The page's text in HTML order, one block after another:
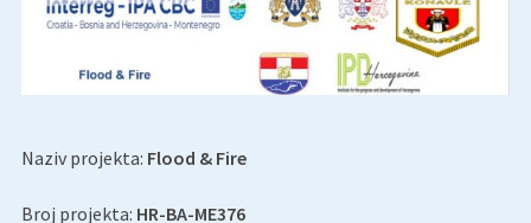
Naziv projekta: Flood & Fire
Broj projekta: HR-BA-ME376